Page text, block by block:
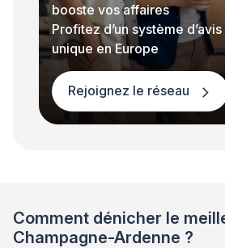
booste vos affaires
Profitez d’un système
unique en Europe
Rejoignez le réseau
Comment dénicher le
Champagne-Ardenne ?